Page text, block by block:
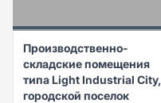
Производственно-
складские помещения
типа Light Industrial City,
городской поселок